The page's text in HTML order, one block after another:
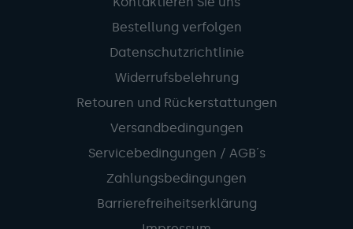
Bestellung verfolgen
Datenschutzrichtlinie
Widerrufsbelehrung
Retouren und Rückerstattungen
Versandbedingungen
Servicebedingungen / AGB´s
Zahlungsbedingungen
Barrierefreiheitserklärung